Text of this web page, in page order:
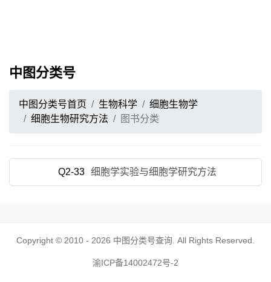
中图分类号
中图分类号首页 生物科学
细胞生物学
细胞生物研究方法
图书分类
Q2-33 细胞学实验与细胞学研究方法
Copyright © 2010 - 2026 中图分类号查询 . All Rights Reserved.
渝ICP备14002472号-2